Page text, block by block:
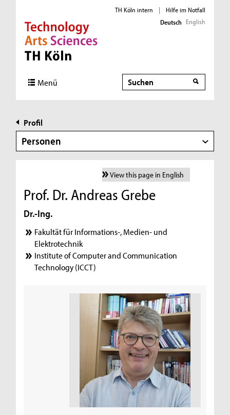
Direkt zur Hauptnavigation
Direkt zur Subnavigation
Direkt zum Inhalt
Direkt zum Fußbereich
TH Köln intern |
Hilfe im Notfall
Deutsch English
Menü Suche
Profil
Personen
View this page in English
Prof. Dr. Andreas Grebe
Dr.-Ing.
Fakultät für Informations-, Medien- und
Elektrotechnik
Institute of Computer and Communication
Technology (ICCT)